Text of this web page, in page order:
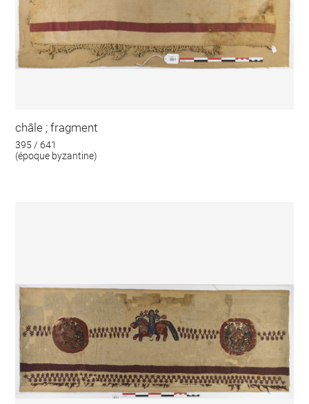
châle ; fragment
395 / 641
(époque byzantine)